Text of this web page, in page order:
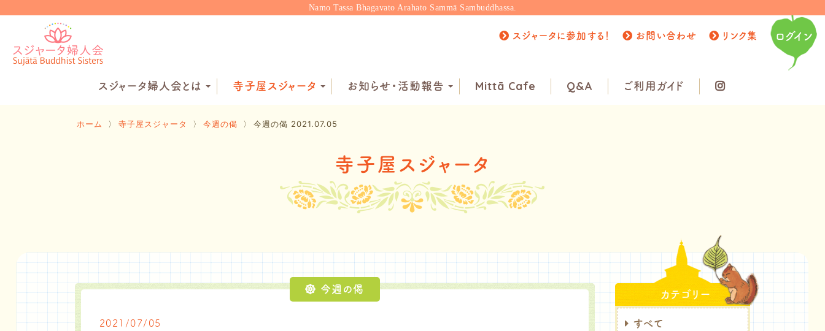
Namo Tassa Bhagavato Arahato Sammā Sambuddhassa.
スジャータに参加する！ お問い合わせ リンク集 ログイン
スジャータ婦人会とは 寺子屋スジャータ お知らせ・活動報告 Mittā Cafe Q&A ご利用ガイド
ホーム 〉 寺子屋スジャータ 〉 今週の偈 〉 今週の偈 2021.07.05
寺子屋スジャータ
2021/07/05
今週の偈 カテゴリー
すべて